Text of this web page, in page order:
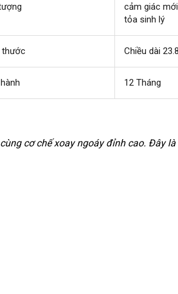
cảm giác
tỏa sinh lý
thước Chiều dài
12 Tháng
cơ chế xoay ngoáy đỉnh caogiá
. Đây là